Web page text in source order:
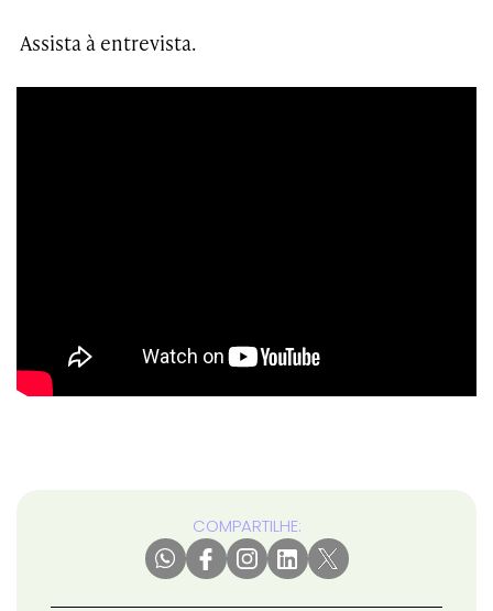
Assista à entrevista.
COMPARTILHE: